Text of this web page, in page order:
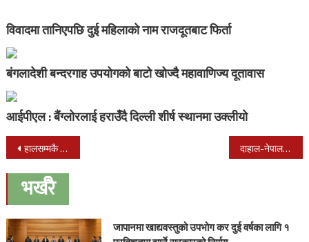
विवादमा तानिएपछि दुई महिलाको नाम राजदूतबाट फिर्ता
बंगलादेशी बन्दरगाह उपयोगको बाटो खोज्दै महावाणिज्य दूतावास
आईपीएल : बैंग्लोरलाई हराउँदै दिल्ली शीर्ष स्थानमा उक्लीयो
Post
navigation
हालसम्मकै उच्च अंकले बढ्यो बजार, करीब ७ अर्बको कारोबार दाहाल-नेपाल समूहको संसदीय दलको बैठक आज, प्रचण्ड संसदीय दलको नेता बन्दै
भर्खरै
जापानमा खाद्यवस्तुको उपभोग कर दुई वर्षका लागि १